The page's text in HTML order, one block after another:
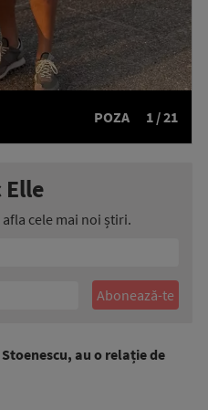
POZA 1 / 21
cele mai noi știri.
au o relație de